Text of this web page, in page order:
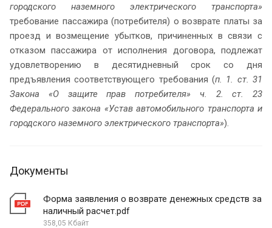
городского наземного электрического транспорта»
требование пассажира (потребителя) о возврате платы за
проезд и возмещение убытков, причиненных в связи с
отказом пассажира от исполнения договора, подлежат
удовлетворению в десятидневный срок со дня
предъявления соответствующего требования (п. 1. ст. 31
Закона «О защите прав потребителя» ч. 2. ст. 23
Федерального закона «Устав автомобильного транспорта и
городского наземного электрического транспорта»).
Документы
Форма заявления о возврате денежных средств за
наличный расчет.pdf
358,05 Кбайт